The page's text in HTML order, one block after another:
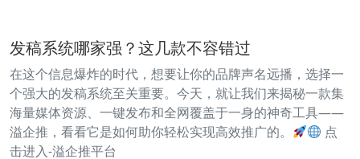
发稿系统哪家强？这几款不容错过
在这个信息爆炸的时代，想要让你的品牌声名远播，选择一
个强大的发稿系统至关重要。今天，就让我们来揭秘一款集
海量媒体资源、一键发布和全网覆盖于一身的神奇工具——
溢企推，看看它是如何助你轻松实现高效推广的。
点
击进入-溢企推平台